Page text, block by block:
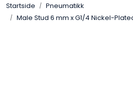
Startside
Pneumatikk
Male Stud 6 mm x G1/4 Nickel-
Kuplinger